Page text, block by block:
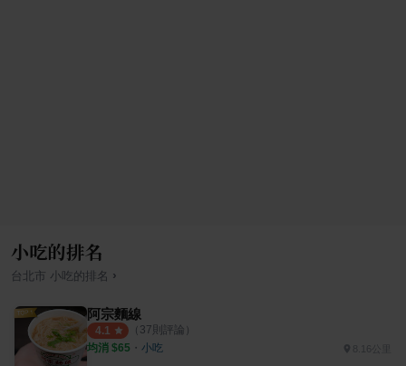
小吃的排名
台北市 小吃 的排名 ›
阿宗麵線
4.1 （ 37則評論）
均消 $65 ・ 小吃